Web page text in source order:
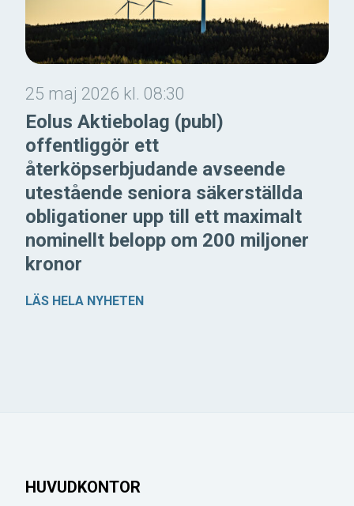
25 maj 2026 kl. 08:30
Eolus Aktiebolag (publ)
offentliggör ett
återköpserbjudande avseende
utestående seniora säkerställda
obligationer upp till ett maximalt
nominellt belopp om 200 miljoner
kronor
LÄS HELA NYHETEN
HUVUDKONTOR